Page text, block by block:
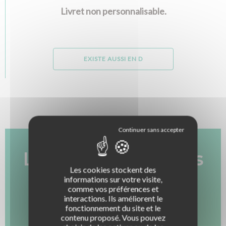
LA BOUTIQUE DES PROS
Permis B / Conduite accompagnée
Remorque
Post-permis / Prévention
Titre pro ECSR
LE CLUB ROUSSEAU
Qu'est-ce que le Club Rousseau ?
Pourquoi rejoindre le Club Rousseau ?
LES SIMULATEURS
S'équiper d'un simulateur de conduite
Livret non personnalisable.
EXISTE AUSSI EN D
Les autres produits
qui peuvent vous
intéresser :
Les cookies stockent des
informations sur votre visite,
comme vos préférences et
interactions. Ils améliorent le
fonctionnement du site et le
contenu proposé. Vous pouvez